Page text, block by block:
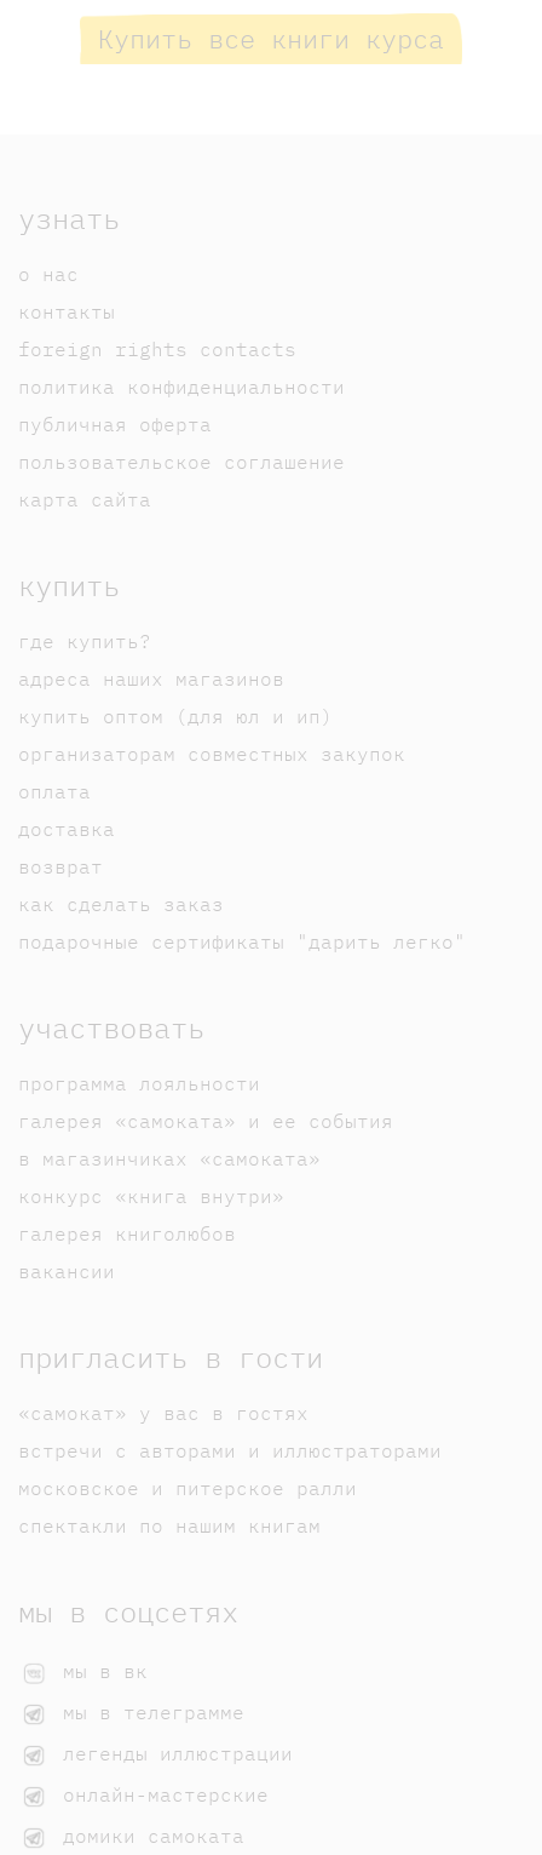
Купить все книги курса
узнать
о нас
контакты
foreign rights contacts
политика конфиденциальности
публичная оферта
пользовательское соглашение
карта сайта
купить
где купить?
адреса наших магазинов
купить оптом (для юл и ип)
организаторам совместных закупок
оплата
доставка
возврат
как сделать заказ
подарочные сертификаты "дарить легко"
участвовать
программа лояльности
галерея «самоката» и ее события
в магазинчиках «самоката»
конкурс «книга внутри»
галерея книголюбов
вакансии
пригласить в гости
«самокат» у вас в гостях
встречи с авторами и иллюстраторами
московское и питерское ралли
спектакли по нашим книгам
мы в соцсетях
мы в вк
мы в телеграмме
легенды иллюстрации
онлайн-мастерские
домики самоката